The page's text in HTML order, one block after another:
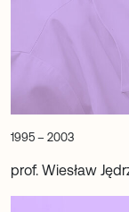
1995 – 2003
prof. Wiesław